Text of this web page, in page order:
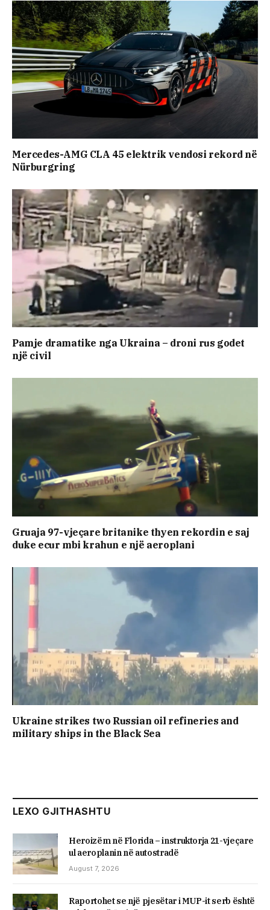
Mercedes-AMG CLA 45 elektrik vendosi rekord në
Nürburgring
Pamje dramatike nga Ukraina – droni rus godet
një civil
Gruaja 97-vjeçare britanike thyen rekordin e saj
duke ecur mbi krahun e një aeroplani
Ukraine strikes two Russian oil refineries and
military ships in the Black Sea
LEXO GJITHASHTU
Heroizëm në Florida – instruktorja 21-vjeçare
ul aeroplanin në autostradë
August 7, 2026
Raportohet se një pjesëtar i MUP-it serb është